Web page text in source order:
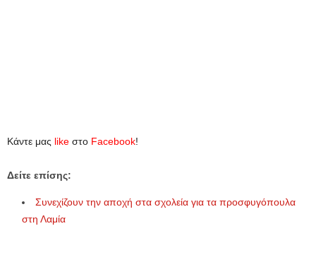
Κάντε μας like στο Facebook!
Δείτε επίσης:
Συνεχίζουν την αποχή στα σχολεία για τα προσφυγόπουλα
στη Λαμία